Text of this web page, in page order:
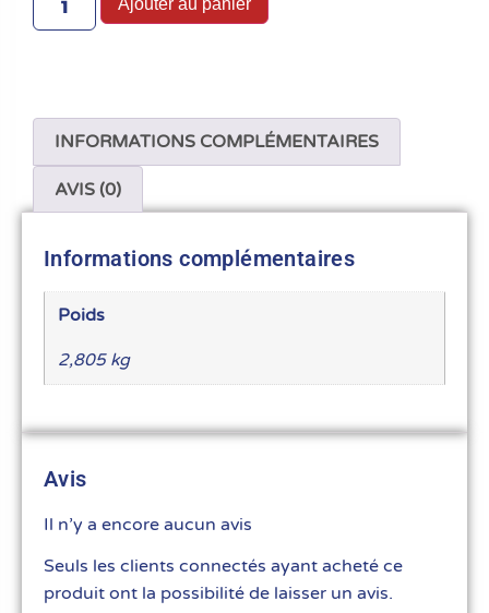
Ajouter au panier
INFORMATIONS COMPLÉMENTAIRES
AVIS (0)
Informations complémentaires
Poids
2,805 kg
Avis
Il n’y a encore aucun avis
Seuls les clients connectés ayant acheté ce
produit ont la possibilité de laisser un avis.